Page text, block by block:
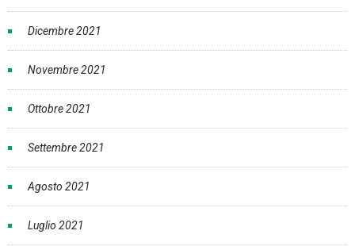
Dicembre 2021
Novembre 2021
Ottobre 2021
Settembre 2021
Agosto 2021
Luglio 2021